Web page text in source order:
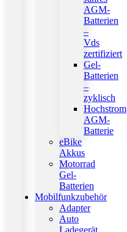
AGM-
Batterien
–
Vds
zertifiziert
Gel-
Batterien
–
zyklisch
Hochstrom
AGM-
Batterie
eBike
Akkus
Motorrad
Gel-
Batterien
Mobilfunkzubehör
Adapter
Auto
Ladegerät